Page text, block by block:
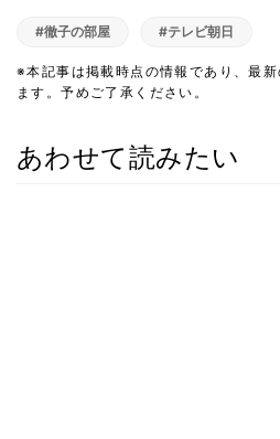
#徹子の部屋 #テレビ朝日
※本記事は掲載時点の情報であり、最
ます。予めご了承ください。
あわせて読みたい